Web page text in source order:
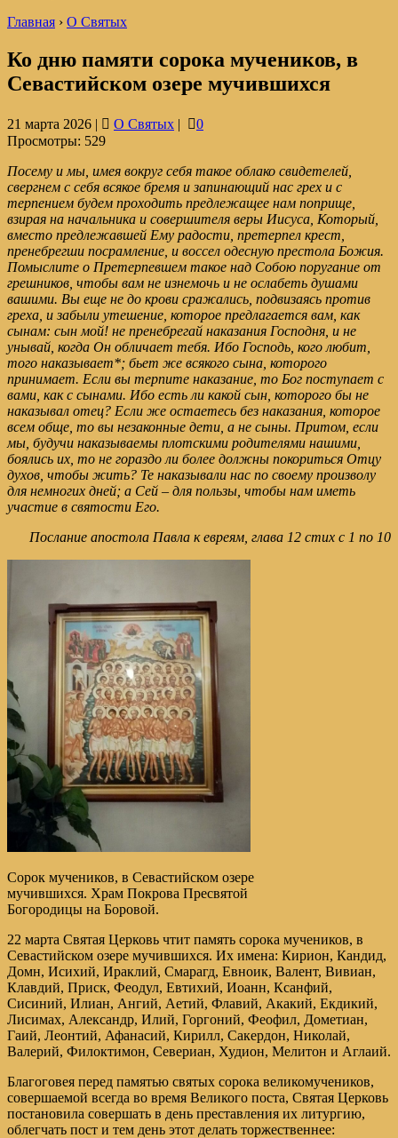
Главная › О Святых
Ко дню памяти сорока мучеников, в
Севастийском озере мучившихся
21 марта 2026 | О Святых |
0
Просмотры: 529
Посему и мы, имея вокруг себя такое облако свидетелей,
свергнем с себя всякое бремя и запинающий нас грех и с
терпением будем проходить предлежащее нам поприще,
взирая на начальника и совершителя веры Иисуса, Который,
вместо предлежавшей Ему радости, претерпел крест,
пренебрегши посрамление, и воссел одесную престола Божия.
Помыслите о Претерпевшем такое над Собою поругание от
грешников, чтобы вам не изнемочь и не ослабеть душами
вашими. Вы еще не до крови сражались, подвизаясь против
греха, и забыли утешение, которое предлагается вам, как
сынам: сын мой! не пренебрегай наказания Господня, и не
унывай, когда Он обличает тебя. Ибо Господь, кого любит,
того наказывает*; бьет же всякого сына, которого
принимает. Если вы терпите наказание, то Бог поступает с
вами, как с сынами. Ибо есть ли какой сын, которого бы не
наказывал отец? Если же остаетесь без наказания, которое
всем обще, то вы незаконные дети, а не сыны. Притом, если
мы, будучи наказываемы плотскими родителями нашими,
боялись их, то не гораздо ли более должны покориться Отцу
духов, чтобы жить? Те наказывали нас по своему произволу
для немногих дней; а Сей – для пользы, чтобы нам иметь
участие в святости Его.
Послание апостола Павла к евреям, глава 12 стих с 1 по 10
Сорок мучеников, в Севастийском озере
мучившихся. Храм Покрова Пресвятой
Богородицы на Боровой.
22 марта Святая Церковь чтит память сорока мучеников, в
Севастийском озере мучившихся. Их имена: Кирион, Кандид,
Домн, Исихий, Ираклий, Смарагд, Евноик, Валент, Вивиан,
Клавдий, Приск, Феодул, Евтихий, Иоанн, Ксанфий,
Сисиний, Илиан, Ангий, Аетий, Флавий, Акакий, Екдикий,
Лисимах, Александр, Илий, Горгоний, Феофил, Дометиан,
Гаий, Леонтий, Афанасий, Кирилл, Сакердон, Николай,
Валерий, Филоктимон, Севериан, Худион, Мелитон и Аглаий.
Благоговея перед памятью святых сорока великомучеников,
совершаемой всегда во время Великого поста, Святая Церковь
постановила совершать в день преставления их литургию,
облегчать пост и тем день этот делать торжественнее: